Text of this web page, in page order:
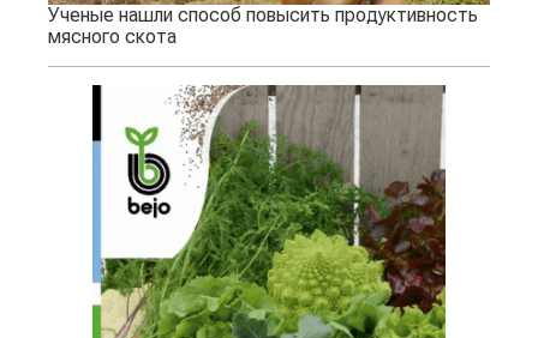
Ученые нашли способ повысить продуктивность
мясного скота